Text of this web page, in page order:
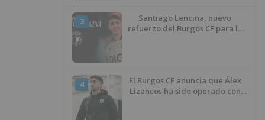
3
Santiago Lencina, nuevo
refuerzo del Burgos CF para la
4
El Burgos CF anuncia que Álex
Lizancos ha sido operado con